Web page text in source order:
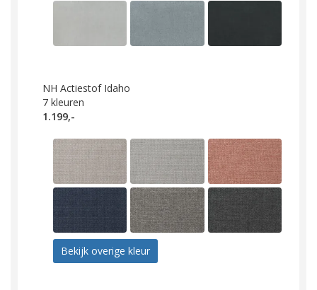
NH Actiestof Idaho
7 kleuren
1.199,-
Bekijk overige kleur